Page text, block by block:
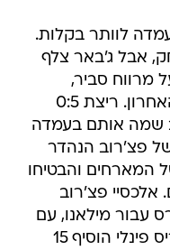
לוותר בקלות.
אבל ג'באר צלף
מרווח סביר,
כשהיא יורדת ביתרון 18 לרבע האחרון. ריצת 0:5
שמה אותם בעמדה
פצ'רוב הנהדר
המארחים והבטיחו
אלכסיי פצ'רוב
עבור מילאנו, עם
23 נקודות (5 מ-7 לשלוש), מוריס פינלי הוסיף 15